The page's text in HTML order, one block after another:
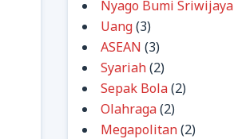
Nyago Bumi Sriwijaya
Uang(3)
ASEAN (3)
Syariah(2)
Sepak Bola(2)
Olahraga(2)
Megapolitan(2)